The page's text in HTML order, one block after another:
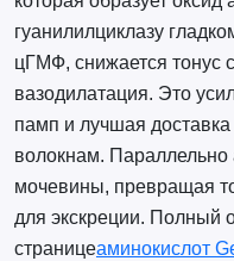
гуанилилциклазу
цГМФ, снижается тонус
вазодилатация. Это
памп и лучшая
волокнам. Параллельно
мочевины, превращая
для экскреции. Полный
страницеаминокислот